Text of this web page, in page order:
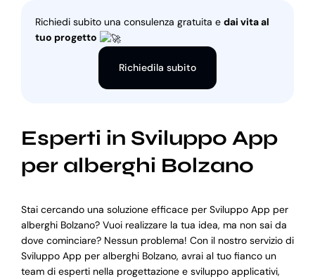
Richiedi subito una consulenza gratuita e dai vita al
tuo progetto
Richiedila subito
Esperti in Sviluppo App
per alberghi Bolzano
Stai cercando una soluzione efficace per Sviluppo App per
alberghi Bolzano? Vuoi realizzare la tua idea, ma non sai da
dove cominciare? Nessun problema! Con il nostro servizio di
Sviluppo App per alberghi Bolzano, avrai al tuo fianco un
team di esperti nella progettazione e sviluppo applicativi,